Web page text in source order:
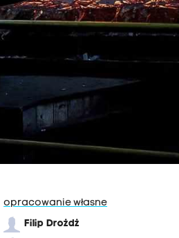
opracowanie własne
Filip Drożdż